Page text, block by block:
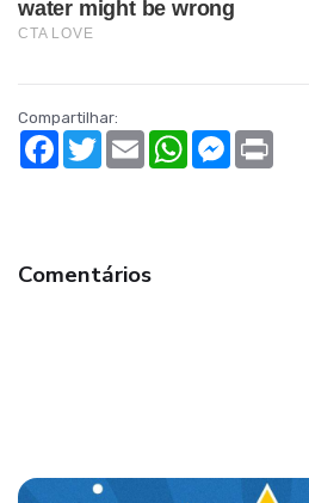
Compartilhar:
Facebook
TwitterEmail WhatsAppMessenger
Comentários